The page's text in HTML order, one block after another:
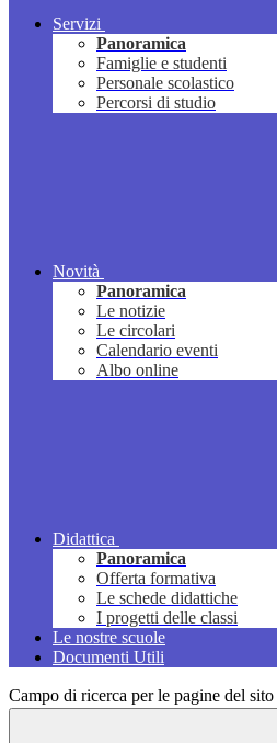
Servizi
Panoramica
Famiglie e studenti
Personale scolastico
Percorsi di studio
Novità
Panoramica
Le notizie
Le circolari
Calendario eventi
Albo online
Didattica
Panoramica
Offerta formativa
Le schede didattiche
I progetti delle classi
Le nostre scuole
Documenti Utili
Campo di ricerca per le pagine del sito